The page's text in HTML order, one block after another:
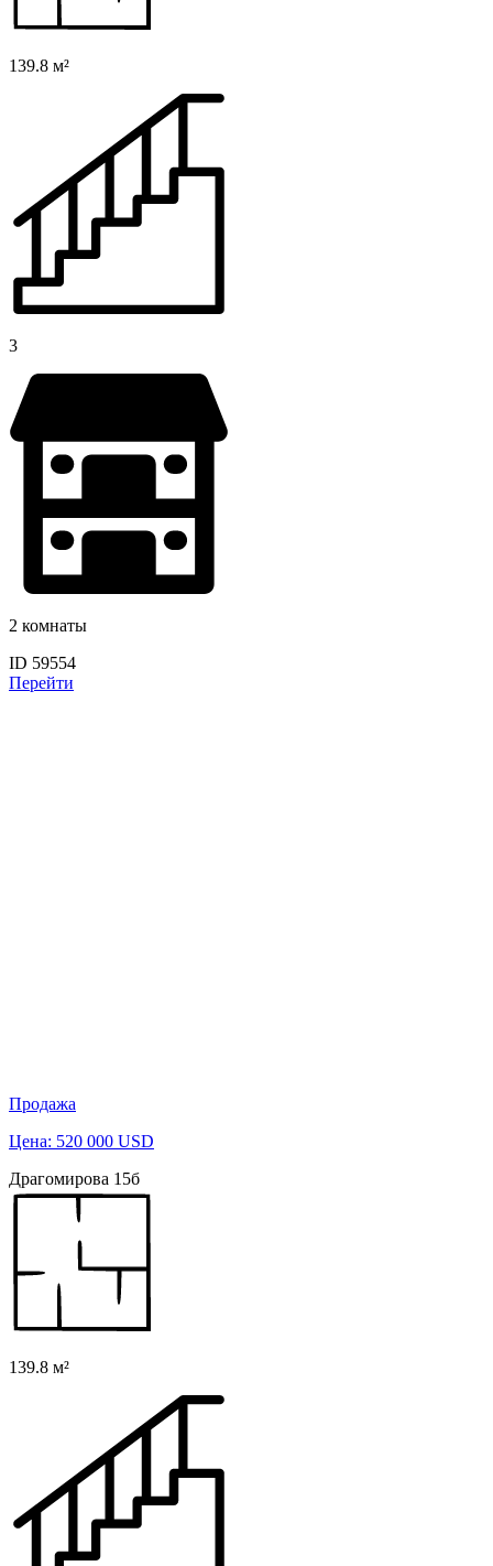
139.8 м²
3
2 комнаты
ID 59554
Перейти
Продажа
Цена: 520 000 USD
Драгомирова 15б
139.8 м²